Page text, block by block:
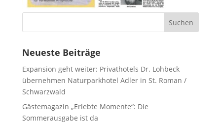
Neueste Beiträge
Expansion geht weiter: Privathotels Dr. Lohbeck
übernehmen Naturparkhotel Adler in St. Roman /
Schwarzwald
Gästemagazin „Erlebte Momente“: Die
Sommerausgabe ist da